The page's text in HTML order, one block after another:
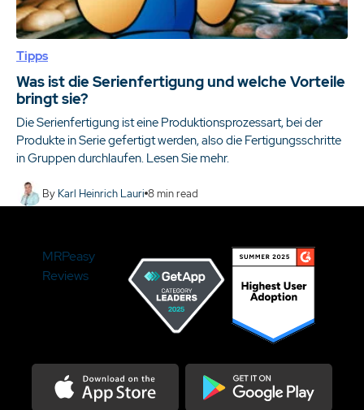
Tipps
Was ist die Serienfertigung und welche Vorteile
bringt sie?
Die Serienfertigung ist eine Produktionsprozessart, bei der
Produkte in Serie gefertigt werden, also die Fertigungsschritte
in Gruppen durchlaufen. Lesen Sie mehr.
By Karl Heinrich Lauri 8min read
MRPeasy
Reviews